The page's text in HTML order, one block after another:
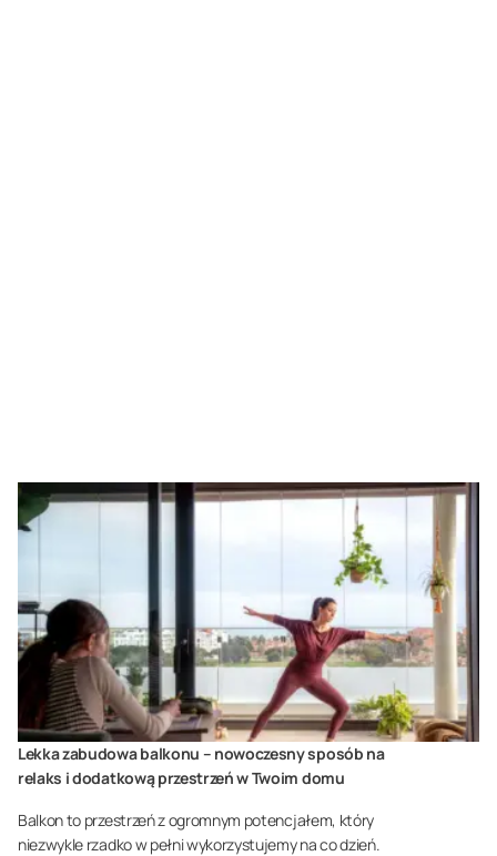
Lekka zabudowa balkonu – nowoczesny sposób na
relaks i dodatkową przestrzeń w Twoim domu
Balkon to przestrzeń z ogromnym potencjałem, który
niezwykle rzadko w pełni wykorzystujemy na co dzień.